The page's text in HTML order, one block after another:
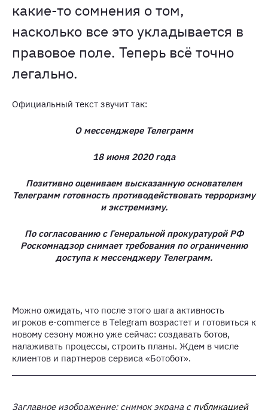
какие-то сомнения о том,
насколько все это укладывается в
правовое поле. Теперь всё точно
легально.
Официальный текст звучит так:
О мессенджере Телеграмм
18 июня 2020 года
Позитивно оцениваем высказанную основателем
Телеграмм готовность противодействовать терроризму
и экстремизму.
По согласованию с Генеральной прокуратурой РФ
Роскомнадзор снимает требования по ограничению
доступа к мессенджеру Телеграмм.
Можно ожидать, что после этого шага активность
игроков e-commerce в Telegram возрастет и готовиться к
новому сезону можно уже сейчас: создавать ботов,
налаживать процессы, строить планы. Ждем в числе
клиентов и партнеров сервиса «Ботобот».
Заглавное изображение: снимок экрана с публикацией